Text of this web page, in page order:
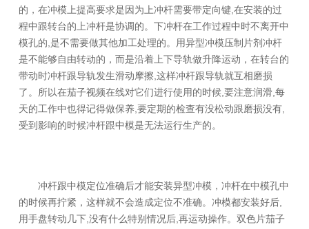
的，在冲模上提高要求是因为上冲杆需要带定向键,在安装的过
程中跟转台的上冲杆是协调的。下冲杆在工作过程中时不离开中
模孔的,是不需要做其他加工处理的。用异型冲模压制片剂冲杆
是不能够自由转动的，而是沿着上下导轨做升降运动，在转台的
带动时冲杆跟导轨发生滑动摩擦,这样冲杆跟导轨就互相磨损
了。所以在茄子视频在线对它们进行使用的时候,要注意润滑,每
天的工作中也得记得做保养,要定期的检查有没松动跟磨损没有,
受到影响的时候冲杆跟中模是无法运行生产的。
冲杆跟中模定位准确后才能安装异型冲模，冲杆在中模孔中
的时候再拧紧，这样就不会造成定位不准确。冲模都安装好后,
用手盘转动几下,没有什么特别情况后,再运动操作。双色片茄子